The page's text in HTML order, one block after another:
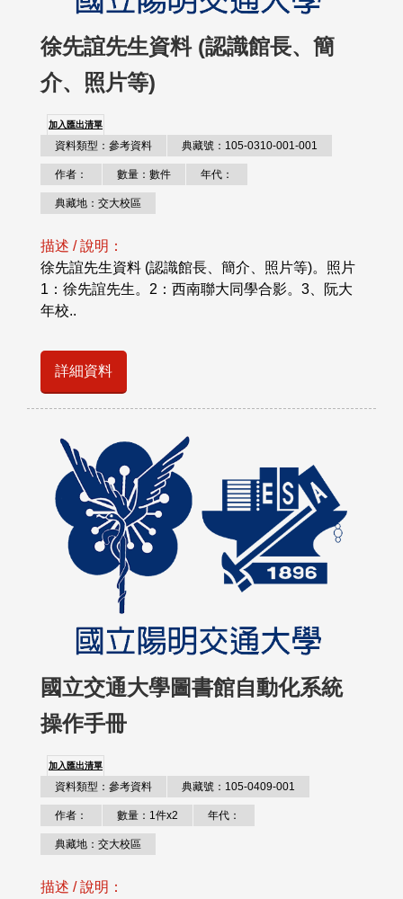
徐先誼先生資料 (認識館長、簡
介、照片等)
加入匯出清單
資料類型：參考資料 典藏號：105-0310-001-001
作者： 數量：數件 年代：
典藏地：交大校區
描述 / 說明：
徐先誼先生資料 (認識館長、簡介、照片等)。照片
1：徐先誼先生。2：西南聯大同學合影。3、阮大
年校..
詳細資料
國立交通大學圖書館自動化系統
操作手冊
加入匯出清單
資料類型：參考資料 典藏號：105-0409-001
作者： 數量：1件x2 年代：
典藏地：交大校區
描述 / 說明：